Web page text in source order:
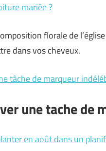
mariée ?
florale de
dans vos cheveux.
tâche de marqueur
une tache de
en août dans un